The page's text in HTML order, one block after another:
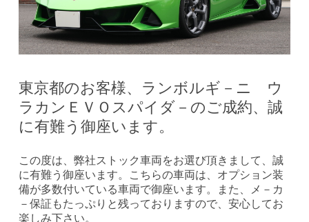
東京都のお客様、ランボルギ－ニ ウ
ラカンＥＶＯスパイダ－のご成約、誠
に有難う御座います。
この度は、弊社ストック車両をお選び頂きまして、誠
に有難う御座います。こちらの車両は、オプション装
備が多数付いている車両で御座います。また、メ－カ
－保証もたっぷりと残っておりますので、安心してお
楽しみ下さい。